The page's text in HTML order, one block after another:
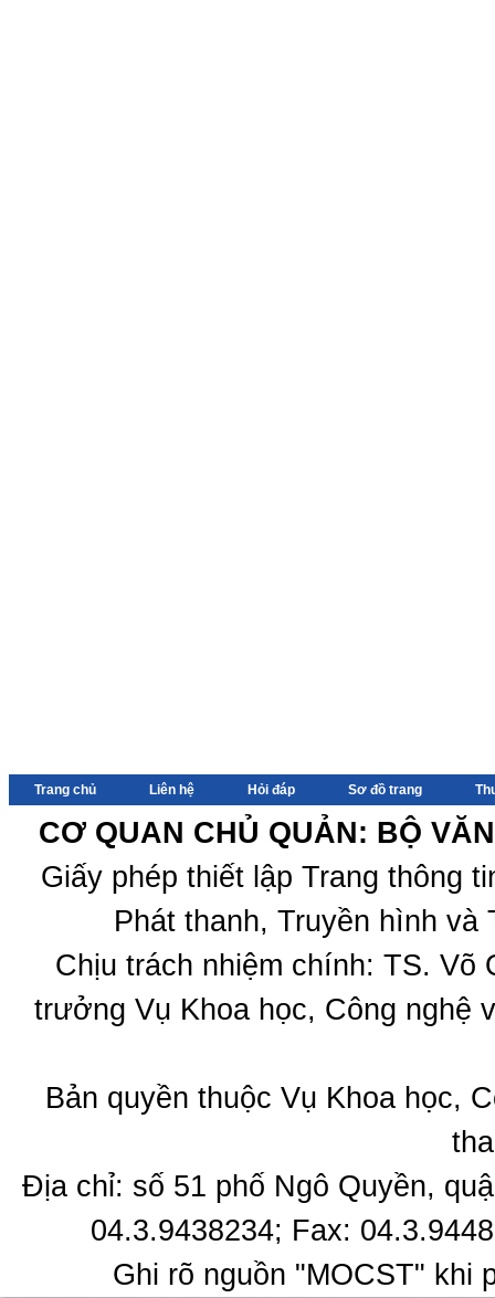
Trang chủ Liên hệ Hỏi đáp Sơ đồ trang
CƠ QUAN CHỦ QUẢN: BỘ
Giấy phép thiết lập Trang thông
Phát thanh, Truyền hình
Chịu trách nhiệm chính: TS.
trưởng Vụ Khoa học, Công nghệ
Bản quyền thuộc Vụ Khoa học,
Địa chỉ: số 51 phố Ngô Quyền,
04.3.9438234; Fax:
Ghi rõ nguồn "MOCST" khi